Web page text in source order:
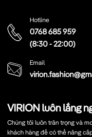
VIRION luôn lắng
Chúng tôi luôn trân trọng và
khách hàng để có thể nâng
Hotline
0768 685 959
(8:30 - 22:00)
Email